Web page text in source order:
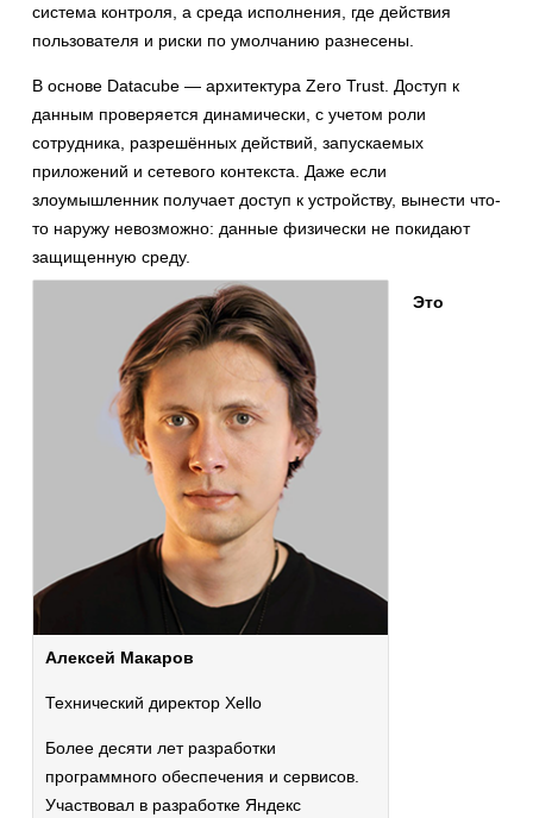
система контроля, а среда исполнения, где действия
пользователя и риски по умолчанию разнесены.
В основе Datacube — архитектура Zero Trust. Доступ к
данным проверяется динамически, с учетом роли
сотрудника, разрешённых действий, запускаемых
приложений и сетевого контекста. Даже если
злоумышленник получает доступ к устройству, вынести что-
то наружу невозможно: данные физически не покидают
защищенную среду.
Алексей Макаров
Технический директор Xello
Более десяти лет разработки
программного обеспечения и сервисов.
Участвовал в разработке Яндекс
Это